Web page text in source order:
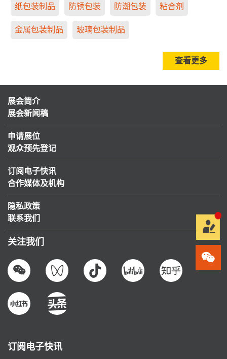
纸包装制品 防锈包装 防潮包装 粘合剂
金属包装制品 玻璃包装制品
查看更多
展会简介
展会新闻稿
申请展位
观众预先登记
订阅电子快讯
合作媒体及机构
隐私政策
联系我们
关注我们
订阅电子快讯